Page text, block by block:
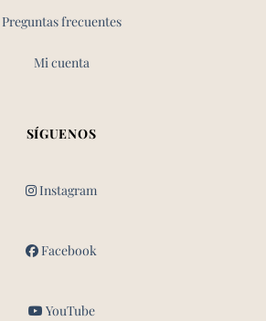
Preguntas frecuentes
Mi cuenta
SÍGUENOS
Instagram
Facebook
YouTube